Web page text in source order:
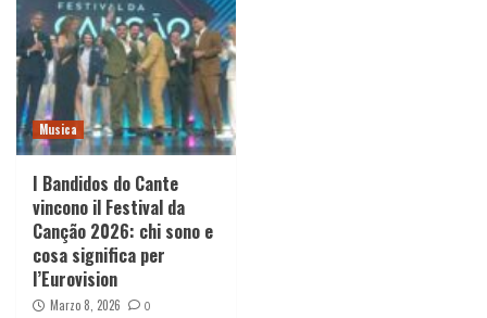
Musica
I Bandidos do Cante
vincono il Festival da
Canção 2026: chi sono e
cosa significa per
l’Eurovision
Marzo 8, 2026 0